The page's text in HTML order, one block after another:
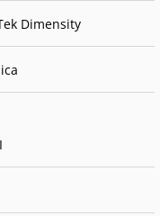
Dimensity